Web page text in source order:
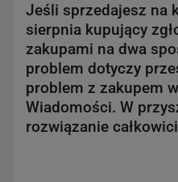
Jeśli sprzedajesz na
sierpnia kupujący
zakupami na dwa
problem dotyczy
problem z zakupem
Wiadomości. W
rozwiązanie